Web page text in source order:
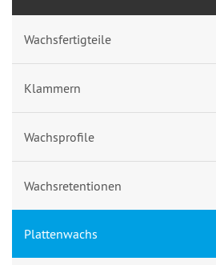
Wachsfertigteile
Klammern
Wachsprofile
Wachsretentionen
Plattenwachs